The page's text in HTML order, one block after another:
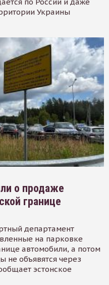
Украины
о продаже
границе
департамент
на парковке
автомобили, а потом
не объявятся через
эстонское